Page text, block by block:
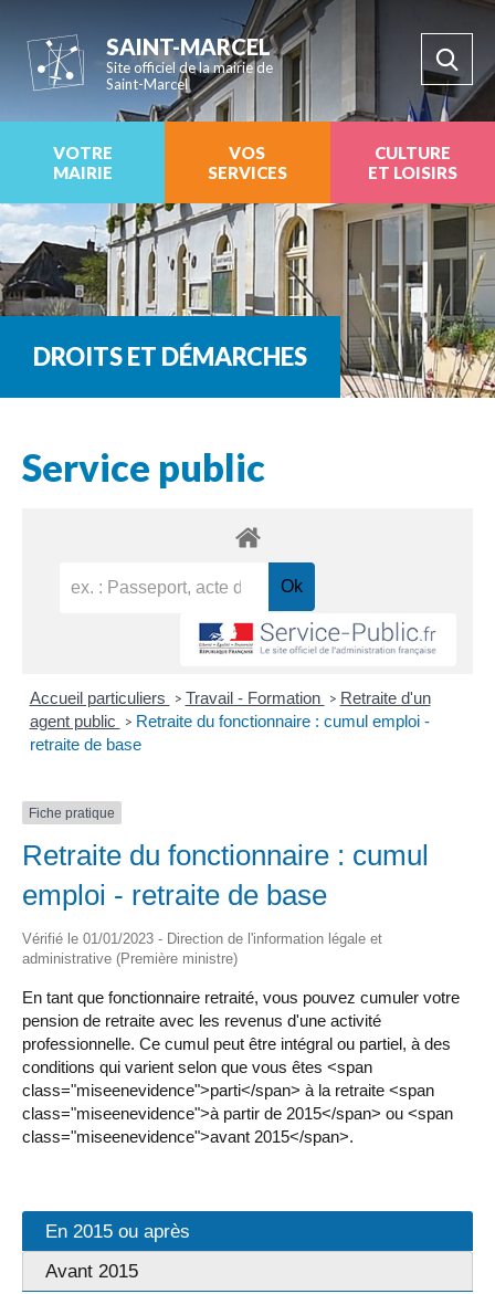
SAINT-MARCEL
Site officiel de la mairie de
Saint-Marcel
VOTRE
MAIRIE
VOS
SERVICES
CULTURE
ET LOISIRS
DROITS ET DÉMARCHES
Service public
Accueil particuliers > Travail - Formation > Retraite d'un
agent public
> Retraite du fonctionnaire : cumul emploi -
retraite de base
Fiche pratique
Retraite du fonctionnaire : cumul
emploi - retraite de base
Vérifié le 01/01/2023 - Direction de l'information légale et
administrative (Première ministre)
En tant que fonctionnaire retraité, vous pouvez cumuler votre
pension de retraite avec les revenus d'une activité
professionnelle. Ce cumul peut être intégral ou partiel, à des
conditions qui varient selon que vous êtes <span
class="miseenevidence">parti</span> à la retraite <span
class="miseenevidence">à partir de 2015</span> ou <span
class="miseenevidence">avant 2015</span>.
En 2015 ou après
Avant 2015